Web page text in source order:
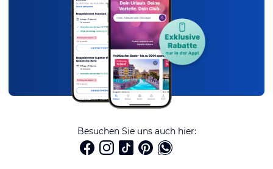
Besuchen Sie uns auch hier: